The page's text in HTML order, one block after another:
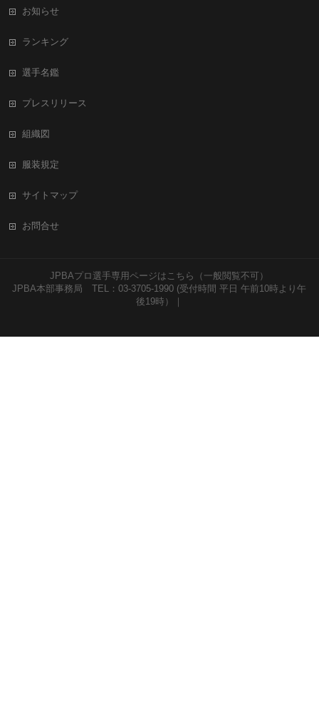
お知らせ
ランキング
選手名鑑
プレスリリース
組織図
服装規定
サイトマップ
お問合せ
JPBAプロ選手専用ページはこちら（一般閲覧不可）
JPBA本部事務局 TEL：03-3705-1990 (受付時間 平日 午前10時より午
後19時）｜